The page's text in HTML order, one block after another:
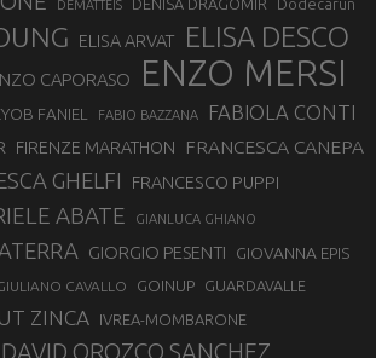
DEMATTEIS DENISA DRAGOMIR Dodecarun
ELISA ARVAT ELISA DESCO
CAPORASO ENZO MERSI
FANIEL FABIO BAZZANA FABIOLA CONTI
FIRENZE MARATHON FRANCESCA CANEPA
GHELFI FRANCESCO PUPPI
ABATE GIANLUCA GHIANO
GIORGIO PESENTI GIOVANNA EPIS
CAVALLO GOINUP GUARDAVALLE
ZINCA IVREA-MOMBARONE
OROZCO SANCHEZ